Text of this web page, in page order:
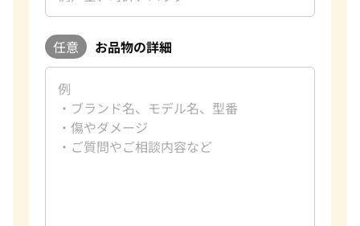
任意 お品物の詳細